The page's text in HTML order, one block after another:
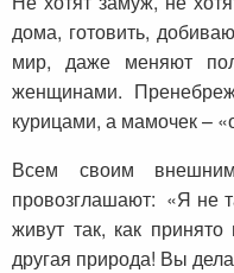
дома, готовить,
мир, даже меняют
женщинами.
курицами, а мамочек –
Всем своим
провозглашают: «Я не
живут так, как
другая природа! Вы